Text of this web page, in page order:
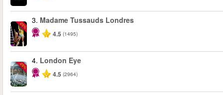
-25%
3. Madame Tussauds Londres
4.5 (1495)
-25%
4. London Eye
4.5 (2964)